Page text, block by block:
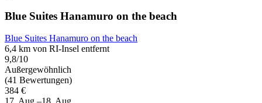
Blue Suites Hanamuro on the beach
Blue Suites Hanamuro on the beach
6,4 km von RI-Insel entfernt
9,8/10
Außergewöhnlich
(41 Bewertungen)
384 €